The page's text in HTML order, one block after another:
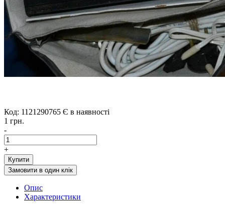
Код: 1121290765 Є в наявності
1 грн.
-
+
Купити
Замовити в один клік
Опис
Характеристики